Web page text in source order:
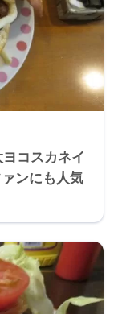
コスカネイ
ンにも人気